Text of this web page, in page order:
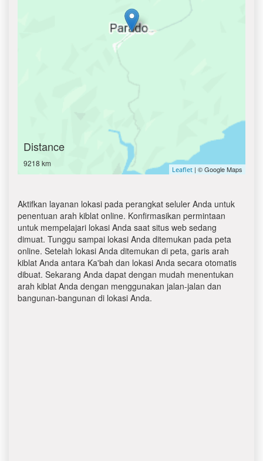
Distance
9218 km
Leaflet | © Google Maps
Aktifkan layanan lokasi pada perangkat seluler Anda untuk
penentuan arah kiblat online. Konfirmasikan permintaan
untuk mempelajari lokasi Anda saat situs web sedang
dimuat. Tunggu sampai lokasi Anda ditemukan pada peta
online. Setelah lokasi Anda ditemukan di peta, garis arah
kiblat Anda antara Ka'bah dan lokasi Anda secara otomatis
dibuat. Sekarang Anda dapat dengan mudah menentukan
arah kiblat Anda dengan menggunakan jalan-jalan dan
bangunan-bangunan di lokasi Anda.